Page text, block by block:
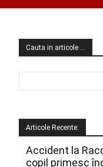
Cauta in articole …
Articole Recente:
Accident la
copil primesc